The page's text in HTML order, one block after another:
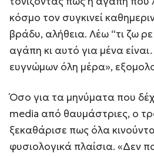
κόσμο τον συγκινεί
βράδυ, αλήθεια. Λέω “τι ζω
αγάπη κι αυτό για μένα
ευγνώμων όλη μέρα»,
Όσο για τα μηνύματα που
media από θαυμάστριες, ο
ξεκαθάρισε πως όλα
φυσιολογικά πλαίσια. «Δεν